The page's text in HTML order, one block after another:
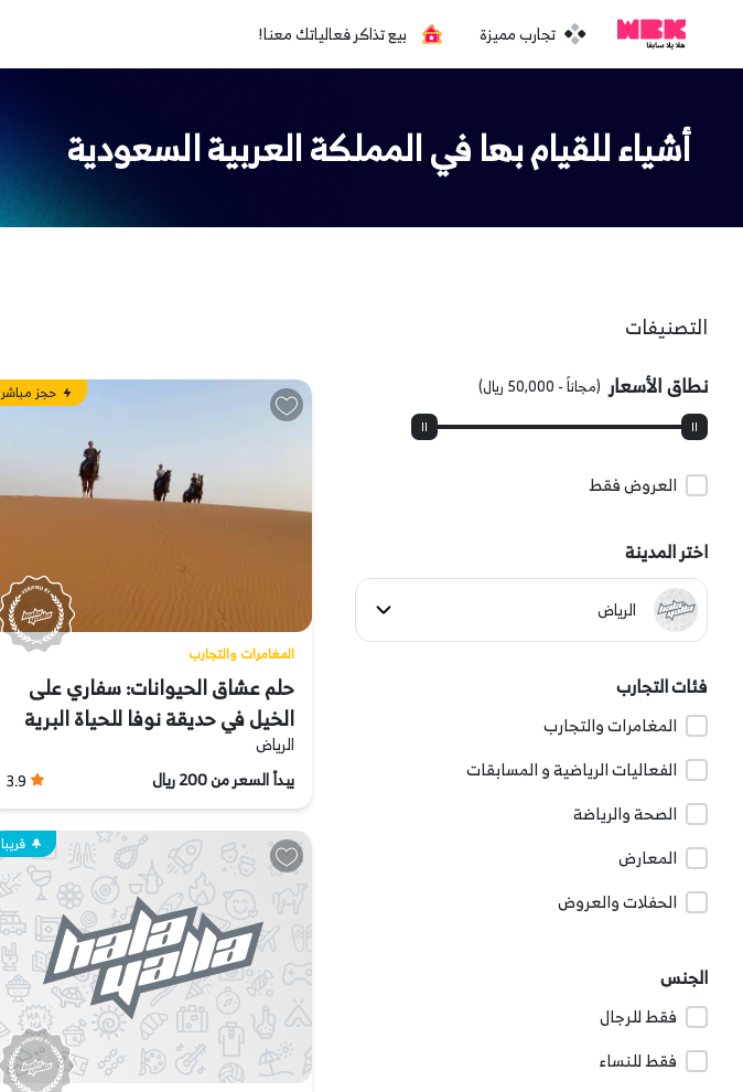
تجارب مميزة بيع تذاكر فعالياتك معنا!
أشياء للقيام بها في المملكة العربية السعودية
التصنيفات
نطاق الأسعار (مجاناً- 50,000 ريال )
العروض فقط
اختر المدينة
الرياض
جدة
الدمام
حائل
الباحة
الجوف
فئات التجارب
المغامرات والتجارب
الفعاليات الرياضية و المسابقات
الصحة والرياضة
المعارض
الحفلات والعروض
الجنس
فقط للرجال
فقط للنساء
حجز مباشر
المغامرات والتجارب
حلم عشاق الحيوانات: سفاري على
الخيل في حديقة نوفا للحياة البرية
الرياض
يبدأ السعر من 200 ريال
3.9
قريبا